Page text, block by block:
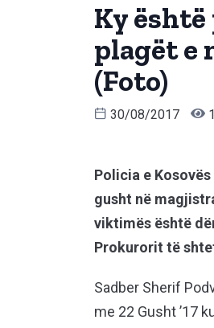
Ky
plagët e
(Foto)
30/08/2017
Policia e
gusht në
viktimës është
Prokurorit të
Sadber Sherif
me 22 Gusht ’17